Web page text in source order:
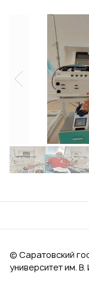
© Саратовский
университет им.